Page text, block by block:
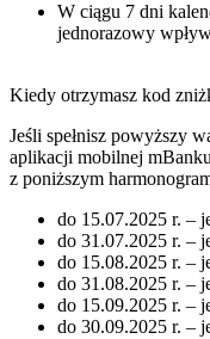
W ciągu 7 dni
jednorazowy
Kiedy otrzymasz kod
Jeśli spełnisz powyższy
aplikacji mobilnej
z poniższym
do 15.07.2025 r. –
do 31.07.2025 r. –
do 15.08.2025 r. –
do 31.08.2025 r. –
do 15.09.2025 r. –
do 30.09.2025 r. –